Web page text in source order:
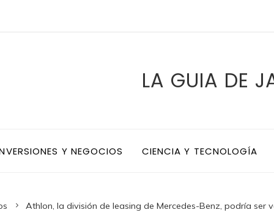
LA GUIA DE
Y NEGOCIOS CIENCIA Y TECNOLOGÍA
Athlon, la división de leasing de Mercedes-Benz, podría ser